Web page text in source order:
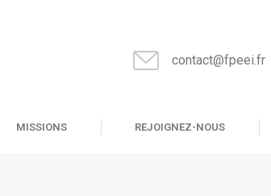
contact@fpeei.fr
MISSIONS REJOIGNEZ-NOUS